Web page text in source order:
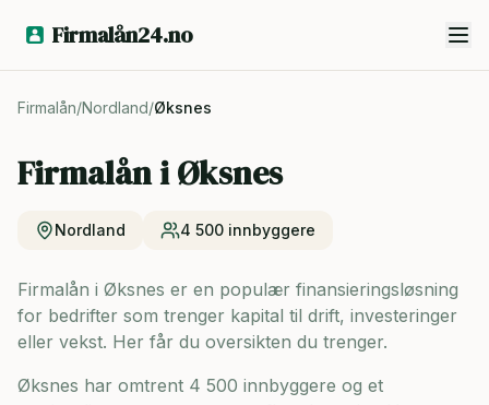
Firmalån24.no
Firmalån/Nordland/Øksnes
Firmalån iØksnes
Nordland 4 500 innbyggere
Firmalån i Øksnes er en populær finansieringsløsning
for bedrifter som trenger kapital til drift, investeringer
eller vekst. Her får du oversikten du trenger.
Øksnes har omtrent 4 500 innbyggere og et